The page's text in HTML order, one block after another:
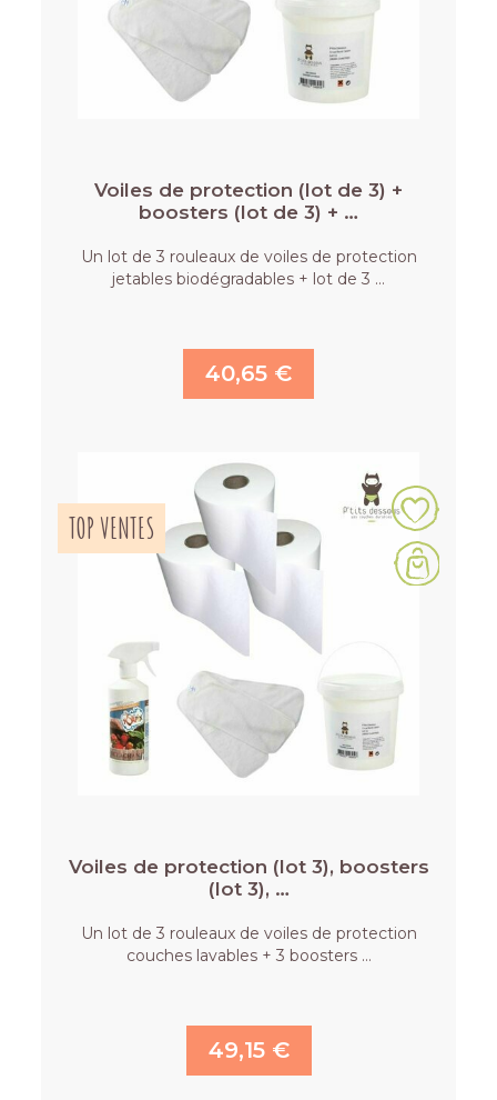
Voiles de protection (lot de 3) +
boosters (lot de 3) + …
Un lot de 3 rouleaux de voiles de protection
jetables biodégradables + lot de 3 …
40,65 €
TOP VENTES
Voiles de protection (lot 3), boosters
(lot 3), …
Un lot de 3 rouleaux de voiles de protection
couches lavables + 3 boosters …
49,15 €